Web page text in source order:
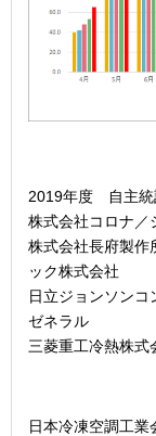
2019年度 自主統
株式会社コロナ／
株式会社長府製作
ック株式会社
日立ジョンソンコ
ゼネラル
三菱重工冷熱株
日本冷凍空調工